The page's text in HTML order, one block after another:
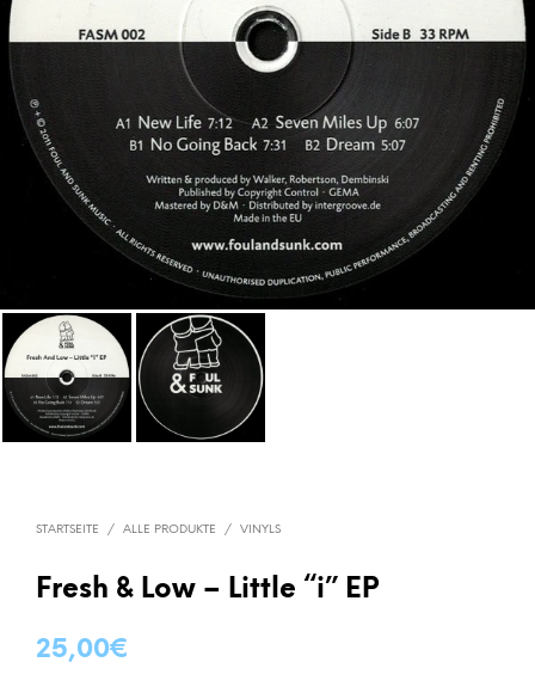
STARTSEITE / ALLE PRODUKTE / VINYLS
Fresh & Low – Little “i” EP
25,00€